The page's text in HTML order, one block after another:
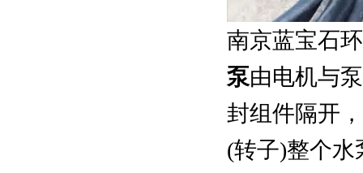
南京蓝宝石
泵由电机与
封组件隔开
(转子)整个